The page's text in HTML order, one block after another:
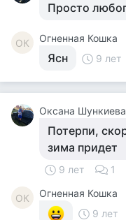
Просто
ОК Огненная Кошка
Ясн 9 лет
Оксана Шункиева
Потерпи,
зима придет
9 лет 1
ОК
Огненная Кошка
9 лет